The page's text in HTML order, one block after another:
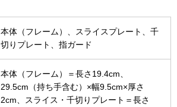
スリップオン
スニーカー
本体（フレーム）、スライスプレート、千
切りプレート、指ガード
本体（フレーム）＝長さ19.4cm、
29.5cm（持ち手含む）×幅9.5cm×厚さ
2cm、スライス・千切りプレート＝長さ